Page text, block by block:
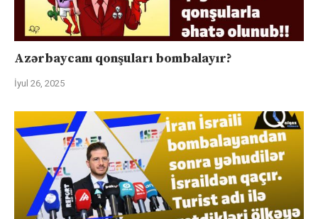
Azərbaycanı qonşuları bombalayır?
İyul 26, 2025